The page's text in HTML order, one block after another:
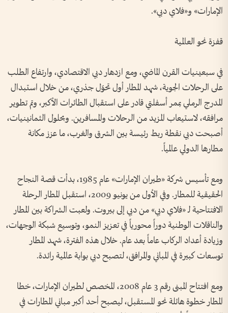
الإمارات» و«فلاي دبي».
قفزة نحو العالمية
في سبعينيات القرن الماضي، ومع ازدهار دبي الاقتصادي، وارتفاع الطلب
على الرحلات الجوية، شهد المطار أول تحوّل جذري، من خلال استبدال
المدرج الرملي بممر أسفلتي قادر على استقبال الطائرات الأكبر، وتم تطوير
مرافقه، لاستيعاب المزيد من الرحلات والمسافرين. وبحلول الثمانينيات،
أصبحت دبي نقطة ربط رئيسة بين الشرق والغرب، ما عزز مكانة
مطارها الدولي عالمياً.
ومع تأسيس شركة «طيران الإمارات» عام 1985، بدأت قصة النجاح
الحقيقية للمطار. وفي الأول من يونيو 2009، استقبل المطار الرحلة
الافتتاحية لـ «فلاي دبي» من دبي إلى بيروت. ولعبت الشراكة بين المطار
والناقلات الوطنية دوراً محورياً في تعزيز النمو، وتوسيع شبكة الوجهات،
وزيادة أعداد الركاب عاماً بعد عام. خلال هذه الفترة، شهد المطار
توسعات كبيرة في المباني والمرافق، لتصبح دبي بوابة عالمية رائدة.
ومع افتتاح المبنى رقم 3 عام 2008، المخصص لطيران الإمارات، خطا
المطار خطوة هائلة نحو المستقبل، ليصبح أحد أكبر مباني المطارات في